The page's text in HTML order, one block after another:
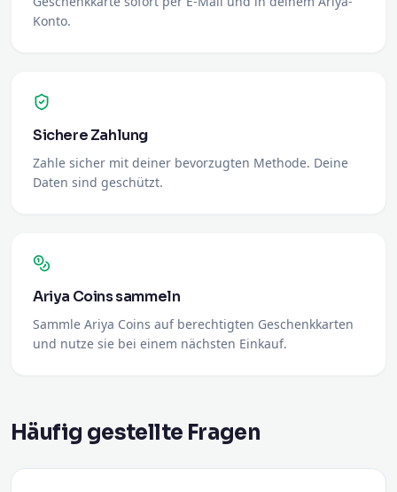
Konto.
Sichere Zahlung
Zahle sicher mit deiner bevorzugten Methode. Deine
Daten sind geschützt.
Ariya Coins sammeln
Sammle Ariya Coins auf berechtigten Geschenkkarten
und nutze sie bei einem nächsten Einkauf.
Häufig gestellte Fragen